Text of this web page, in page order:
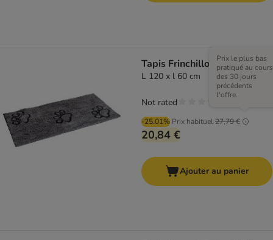
Tapis Frinchillo, gris
L 120 x l 60 cm
-25.01% Prix habituel27,79 €
Prix le plus bas
pratiqué au cours
des 30 jours
précédents
l'offre.
20,84 €
Not rated
Ajouter au panier